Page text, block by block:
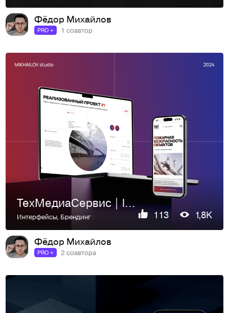
Фёдор Михайлов
PRO + 1 соавтор
ТехМедиаСервис | landing page
Интерфейсы, Брендинг 113 1,8K
Фёдор Михайлов
PRO + 2 соавтора